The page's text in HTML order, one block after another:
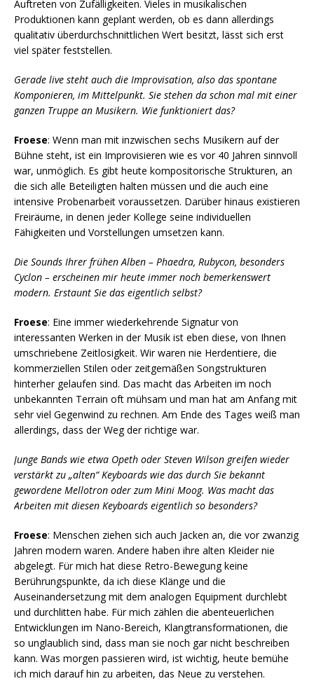
Auftreten von Zufälligkeiten. Vieles in musikalischen
Produktionen kann geplant werden, ob es dann allerdings
qualitativ überdurchschnittlichen Wert besitzt, lässt sich erst
viel später feststellen.
Gerade live steht auch die Improvisation, also das spontane
Komponieren, im Mittelpunkt. Sie stehen da schon mal mit einer
ganzen Truppe an Musikern. Wie funktioniert das?
Froese: Wenn man mit inzwischen sechs Musikern auf der
Bühne steht, ist ein Improvisieren wie es vor 40 Jahren sinnvoll
war, unmöglich. Es gibt heute kompositorische Strukturen, an
die sich alle Beteiligten halten müssen und die auch eine
intensive Probenarbeit voraussetzen. Darüber hinaus existieren
Freiräume, in denen jeder Kollege seine individuellen
Fähigkeiten und Vorstellungen umsetzen kann.
Die Sounds Ihrer frühen Alben – Phaedra, Rubycon, besonders
Cyclon – erscheinen mir heute immer noch bemerkenswert
modern. Erstaunt Sie das eigentlich selbst?
Froese: Eine immer wiederkehrende Signatur von
interessanten Werken in der Musik ist eben diese, von Ihnen
umschriebene Zeitlosigkeit. Wir waren nie Herdentiere, die
kommerziellen Stilen oder zeitgemäßen Songstrukturen
hinterher gelaufen sind. Das macht das Arbeiten im noch
unbekannten Terrain oft mühsam und man hat am Anfang mit
sehr viel Gegenwind zu rechnen. Am Ende des Tages weiß man
allerdings, dass der Weg der richtige war.
Junge Bands wie etwa Opeth oder Steven Wilson greifen wieder
verstärkt zu „alten“ Keyboards wie das durch Sie bekannt
gewordene Mellotron oder zum Mini Moog. Was macht das
Arbeiten mit diesen Keyboards eigentlich so besonders?
Froese: Menschen ziehen sich auch Jacken an, die vor zwanzig
Jahren modern waren. Andere haben ihre alten Kleider nie
abgelegt. Für mich hat diese Retro-Bewegung keine
Berührungspunkte, da ich diese Klänge und die
Auseinandersetzung mit dem analogen Equipment durchlebt
und durchlitten habe. Für mich zählen die abenteuerlichen
Entwicklungen im Nano-Bereich, Klangtransformationen, die
so unglaublich sind, dass man sie noch gar nicht beschreiben
kann. Was morgen passieren wird, ist wichtig, heute bemühe
ich mich darauf hin zu arbeiten, das Neue zu verstehen.